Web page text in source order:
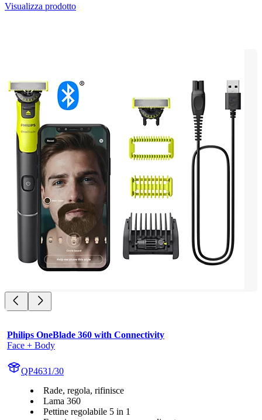
Visualizza prodotto
Philips OneBlade 360 with Connectivity
Face + Body
QP4631/30
Rade, regola, rifinisce
Lama 360
Pettine regolabile 5 in 1